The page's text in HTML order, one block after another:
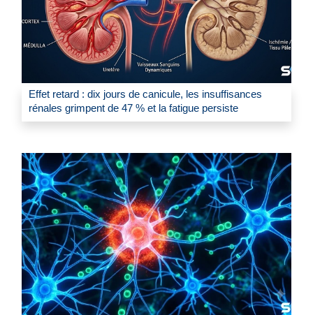
Effet retard : dix jours de canicule, les insuffisances
rénales grimpent de 47 % et la fatigue persiste